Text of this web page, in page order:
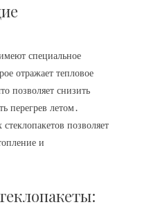
специальное
отражает тепловое
позволяет снизить
перегрев летом․
позволяет
и